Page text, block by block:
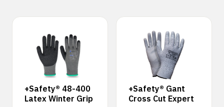
+Safety® 48-400
Latex Winter Grip
+Safety® Gant
Cross Cut Expert